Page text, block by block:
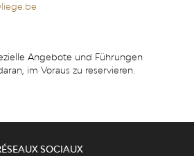
Angebote und Führungen
im Voraus zu reservieren.
SOCIAUX